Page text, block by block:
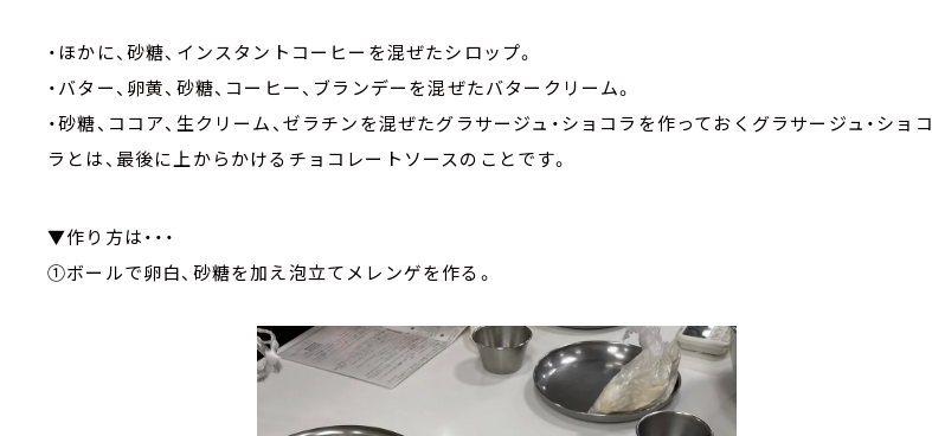
・ほかに、砂糖、インスタントコーヒーを混ぜたシロップ。
・バター、卵黄、砂糖、コーヒー、ブランデーを混ぜたバタークリーム。
・砂糖、ココア、生クリーム、ゼラチンを混ぜたグラサージュ・ショコラを作っておくグラサージュ・ショコ
ラとは、最後に上からかけるチョコレートソースのことです。
▼作り方は・・・
①ボールで卵白、砂糖を加え泡立てメレンゲを作る。